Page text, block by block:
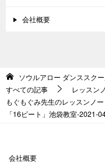
会社概要
ソウルアロー ダンススク
すべての記事
レッスン
もぐもぐみ先生のレッスンノー
「16ビート」池袋教室-2021-
会社概要